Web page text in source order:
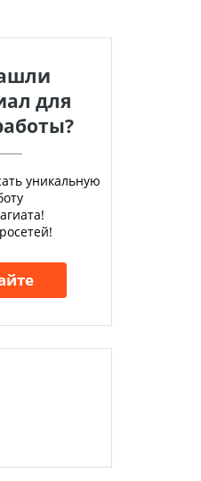
для
уникальную